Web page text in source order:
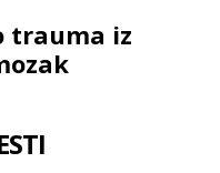
trauma iz